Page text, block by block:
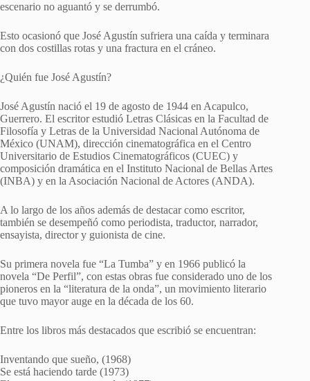
escenario no aguantó y se derrumbó.
Esto ocasionó que José Agustín sufriera una caída y terminara
con dos costillas rotas y una fractura en el cráneo.
¿Quién fue José Agustín?
José Agustín nació el 19 de agosto de 1944 en Acapulco,
Guerrero. El escritor estudió Letras Clásicas en la Facultad de
Filosofía y Letras de la Universidad Nacional Autónoma de
México (UNAM), dirección cinematográfica en el Centro
Universitario de Estudios Cinematográficos (CUEC) y
composición dramática en el Instituto Nacional de Bellas Artes
(INBA) y en la Asociación Nacional de Actores (ANDA).
A lo largo de los años además de destacar como escritor,
también se desempeñó como periodista, traductor, narrador,
ensayista, director y guionista de cine.
Su primera novela fue “La Tumba” y en 1966 publicó la
novela “De Perfil”, con estas obras fue considerado uno de los
pioneros en la “literatura de la onda”, un movimiento literario
que tuvo mayor auge en la década de los 60.
Entre los libros más destacados que escribió se encuentran:
Inventando que sueño, (1968)
Se está haciendo tarde (1973)